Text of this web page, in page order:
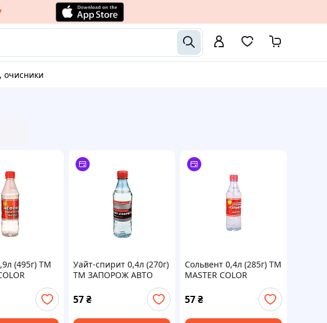
очисники
(495г) ТМ
Уайт-спирит 0,4л (270г)
ТМ ЗАПОРОЖ АВТО
57₴
Сольвент 0,4л (285г) ТМ
MASTER COLOR
57₴